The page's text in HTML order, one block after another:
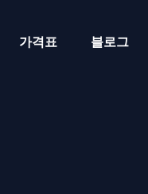
가격표 블로그